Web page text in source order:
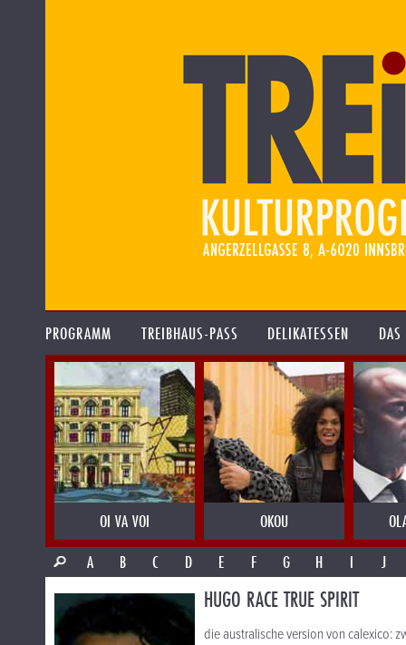
PROGRAMM TREIBHAUS-PASS DELIKATESSEN
OI VA VOI OKOU
A
B C D E F G H I J
HUGO RACE TRUE SPIRIT
die australische version von calexico: